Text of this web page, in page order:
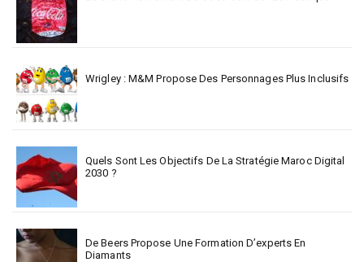
Wrigley : M&M Propose Des Personnages Plus Inclusifs
Quels Sont Les Objectifs De La Stratégie Maroc Digital
2030 ?
De Beers Propose Une Formation D’experts En
Diamants